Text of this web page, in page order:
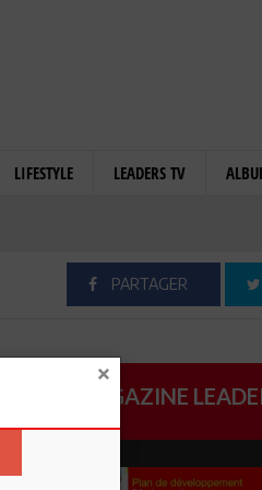
LIFESTYLE LEADERS TV
PARTAGER
MAGAZINE